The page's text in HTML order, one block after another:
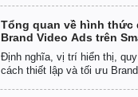
Chứng
Tổng quan về hình thức
Brand Video Ads trên
Định nghĩa, vị trí hiển thị,
cách thiết lập và tối ưu